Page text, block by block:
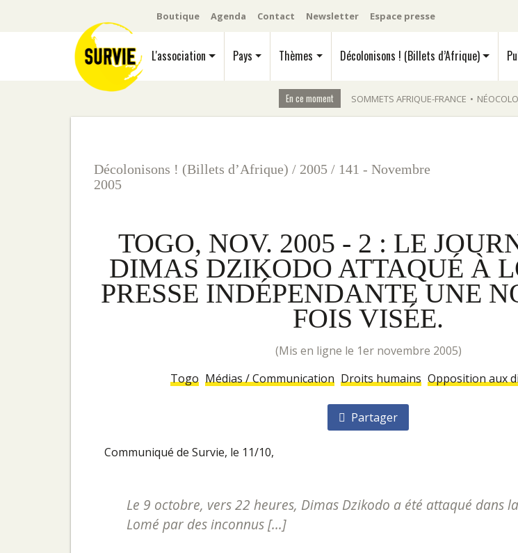
Boutique Agenda Contact Newsletter Espace presse
L'association Pays Thèmes Décolonisons ! (Billets d’Afrique)
En ce moment SOMMETS AFRIQUE-FRANCE •
Décolonisons ! (Billets d’Afrique) / 2005 / 141 - Novembre
2005
TOGO, NOV. 2005 - 2 : LE
DIMAS DZIKODO ATTAQUÉ À
PRESSE INDÉPENDANTE UNE
FOIS VISÉE.
(mis en ligne le 1er novembre 2005)
Togo Médias / Communication Droits humains Opposition aux
Partager
Communiqué de Survie, le 11/10,
Le 9 octobre, vers 22 heures, Dimas Dzikodo a été attaqué dans
Lomé par des inconnus [...]